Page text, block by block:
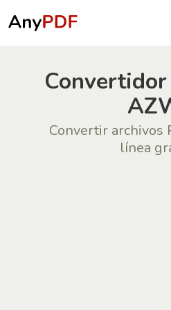
Convertidor
Convertir archivos
línea